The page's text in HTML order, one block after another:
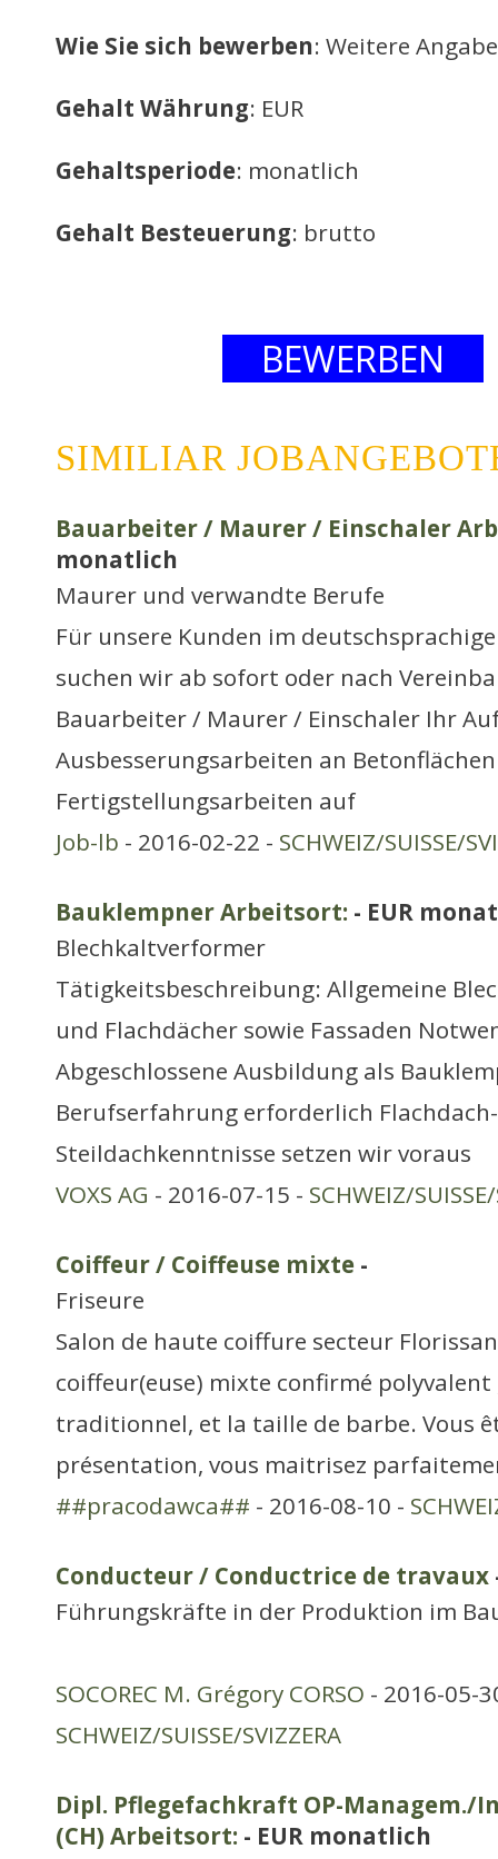
Wie Sie sich bewerben: Weitere
Gehalt Währung: EUR
Gehaltsperiode: monatlich
Gehalt Besteuerung: brutto
BEWERBEN
SIMILIAR
Bauarbeiter / Maurer / Einschaler
monatlich
Maurer und verwandte Berufe
Für unsere Kunden im
suchen wir ab sofort oder nach
Bauarbeiter / Maurer / Einschaler Ihr
Ausbesserungsarbeiten an Betonflächen
Fertigstellungsarbeiten auf
Job-lb - 2016-02-22 - SCHWEIZ/SUISSE/
Bauklempner Arbeitsort: - EUR
Blechkaltverformer
Tätigkeitsbeschreibung: Allgemeine
und Flachdächer sowie Fassaden
Abgeschlossene Ausbildung als
Berufserfahrung erforderlich
Steildachkenntnisse setzen wir voraus
VOXS AG - 2016-07-15 - SCHWEIZ/
Coiffeur / Coiffeuse mixte -
Friseure
Salon de haute coiffure secteur
coiffeur(euse) mixte confirmé polyvalent
traditionnel, et la taille de barbe. Vous
présentation, vous maitrisez
##pracodawca## - 2016-08-10 -
Conducteur / Conductrice de travaux
Führungskräfte in der Produktion im
SOCOREC M. Grégory CORSO - 2016-05-
SCHWEIZ/SUISSE/SVIZZERA
Dipl. Pflegefachkraft OP-Managem./
(CH) Arbeitsort: - EUR monatlich